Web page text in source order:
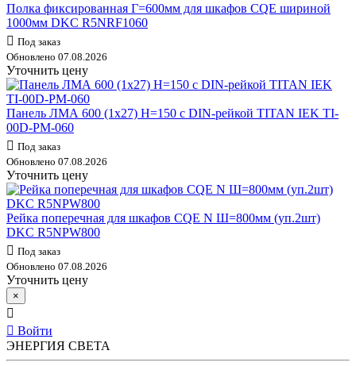
Полка фиксированная Г=600мм для шкафов CQE шириной
1000мм DKC R5NRF1060
Под заказ
Обновлено 07.08.2026
Уточнить цену
Панель ЛМА 600 (1х27) H=150 с DIN-рейкой TITAN IEK TI-
00D-PM-060
Под заказ
Обновлено 07.08.2026
Уточнить цену
Рейка поперечная для шкафов CQE N Ш=800мм (уп.2шт)
DKC R5NPW800
Под заказ
Обновлено 07.08.2026
Уточнить цену
×
Войти
ЭНЕРГИЯ СВЕТА